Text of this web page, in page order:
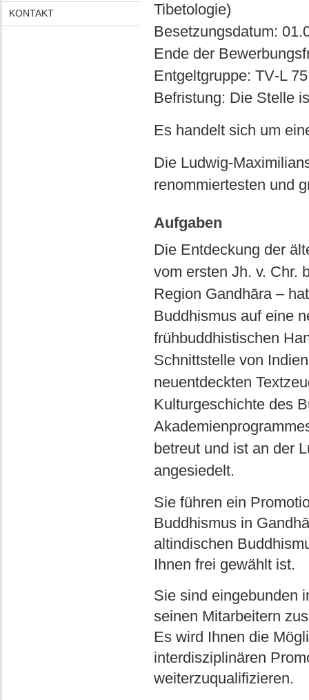
KONTAKT
Tibetologie)
Besetzungsdatum:
Ende der
Entgeltgruppe: TV‐L
Befristung: Die Stelle
Es handelt sich um
Die Ludwig-
renommiertesten und
Aufgaben
Die Entdeckung der
vom ersten Jh. v. Chr.
Region Gandhāra –
Buddhismus auf eine
frühbuddhistischen
Schnittstelle von
neuentdeckten
Kulturgeschichte des
betreut und ist an der
angesiedelt.
Sie führen ein
Buddhismus in
altindischen
Ihnen frei gewählt ist.
Sie sind eingebunden
seinen Mitarbeitern
Es wird Ihnen die
interdisziplinären
weiterzuqualifizieren.